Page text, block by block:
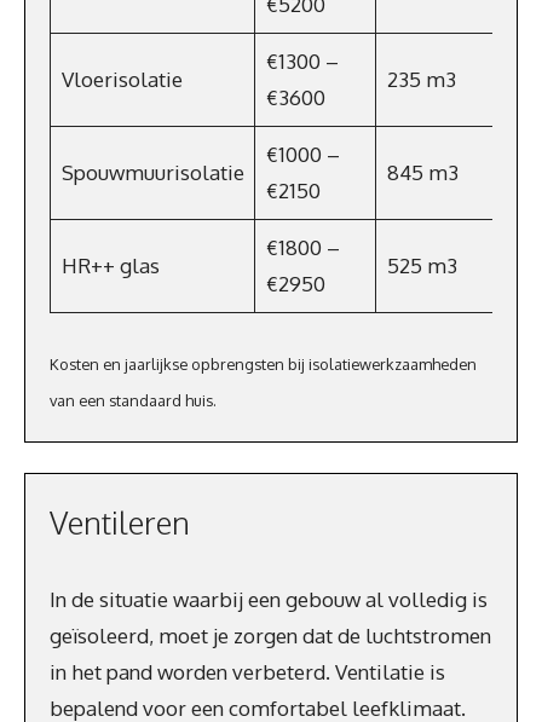
Vloerisolatie
€1300 –
€3600
235 m3
Spouwmuurisolatie
€1000 –
€2150
845 m3
HR++ glas
€1800 –
€2950
525 m3
Kosten en jaarlijkse opbrengsten bij isolatiewerkzaamheden
van een standaard huis.
Ventileren
In de situatie waarbij een gebouw al volledig is
geïsoleerd, moet je zorgen dat de luchtstromen
in het pand worden verbeterd. Ventilatie is
bepalend voor een comfortabel leefklimaat.